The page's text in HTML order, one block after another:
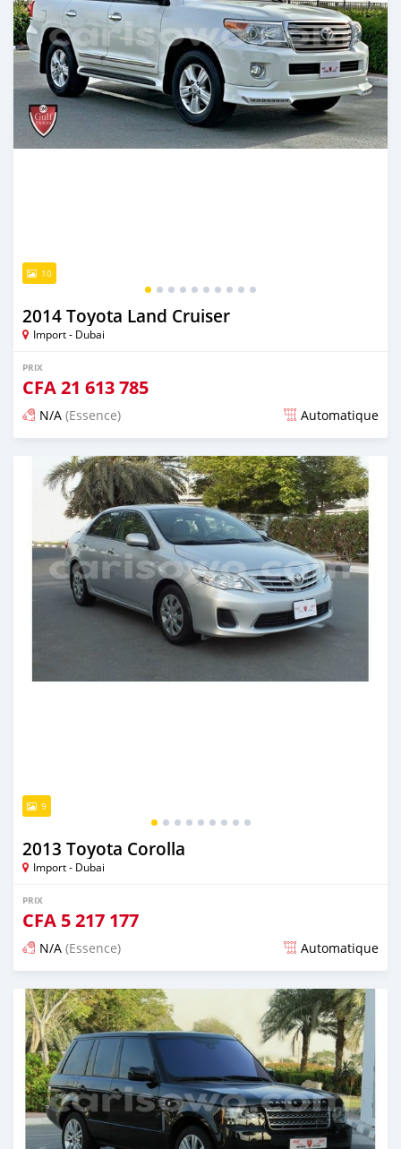
10
2014 Toyota Land Cruiser
Import - Dubai
PRIX
CFA21 613 785
N/A (Essence) Automatique
Publié il y a presque 6 ans
9
2013 Toyota Corolla
Import - Dubai
PRIX
CFA 5 217 177
N/A (Essence) Automatique
Publié il y a presque 6 ans